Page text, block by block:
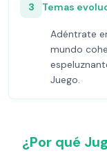
3 Temas
Adéntrate
mundo
Juego.
¿Por qué